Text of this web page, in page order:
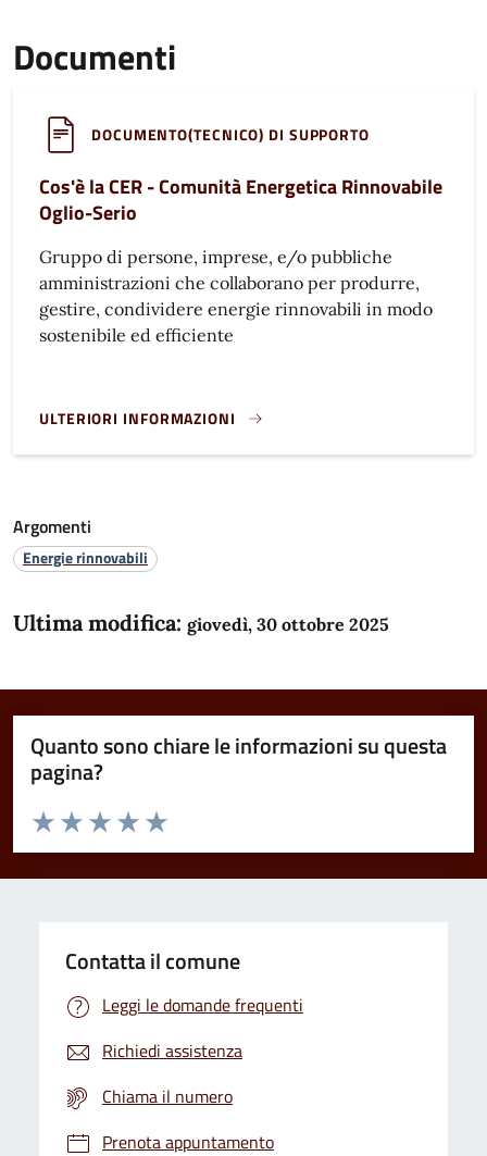
Documenti
DOCUMENTO(TECNICO) DI SUPPORTO
Cos'è la CER - Comunità Energetica Rinnovabile
Oglio-Serio
Gruppo di persone, imprese, e/o pubbliche
amministrazioni che collaborano per produrre,
gestire, condividere energie rinnovabili in modo
sostenibile ed efficiente
ULTERIORI INFORMAZIONI
COS'È LA CER - COMUNITÀ ENERGETICA RINNOVABILE
Argomenti
Energie rinnovabili
Ultima modifica: giovedì, 30 ottobre 2025
Quanto sono chiare le informazioni su questa
pagina?
Domanda
Valuta da 1 a 5 stelle la pagina
Valuta 5 stelle su 5
Valuta 4 stelle su 5
Valuta 3 stelle su 5
Valuta 2 stelle su 5
Valuta 1 stelle su 5
Contatta il comune
Leggi le domande frequenti
Richiedi assistenza
Chiama il numero
Prenota appuntamento